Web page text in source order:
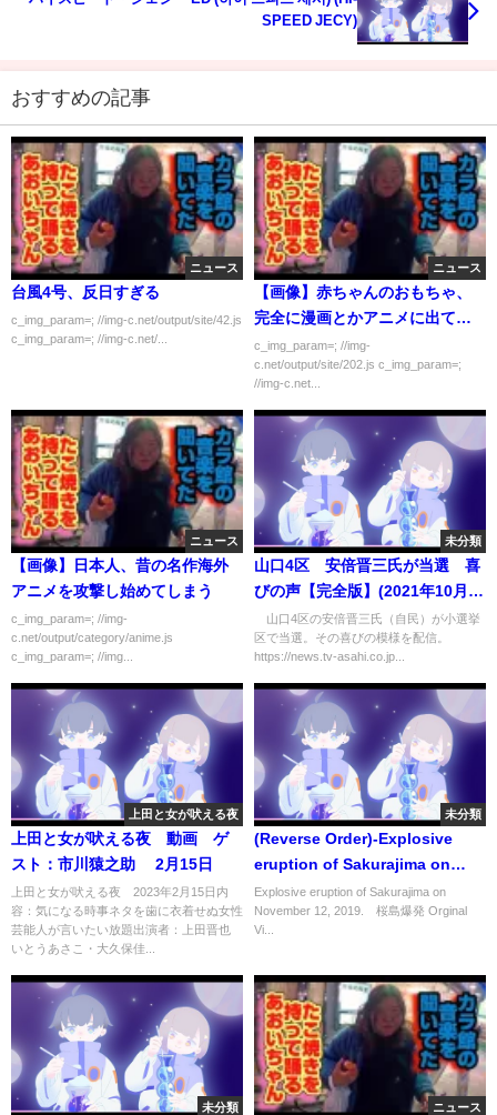
SPEED JECY)
おすすめの記事
ニュース
台風4号、反日すぎる
c_img_param=; //img-c.net/output/site/42.js
c_img_param=; //img-c.net/...
ニュース
【画像】赤ちゃんのおもちゃ、
完全に漫画とかアニメに出てく
る奴隷のやつ
c_img_param=; //img-
c.net/output/site/202.js c_img_param=;
//img-c.net...
ニュース
【画像】日本人、昔の名作海外
アニメを攻撃し始めてしまう
c_img_param=; //img-
c.net/output/category/anime.js
c_img_param=; //img...
未分類
山口4区 安倍晋三氏が当選 喜
びの声【完全版】(2021年10月31
日)
山口4区の安倍晋三氏（自民）が小選挙
区で当選。その喜びの模様を配信。
https://news.tv-asahi.co.jp...
上田と女が吠える夜
上田と女が吠える夜 動画 ゲ
スト：市川猿之助 2月15日
上田と女が吠える夜 2023年2月15日内
容：気になる時事ネタを歯に衣着せぬ女性
芸能人が言いたい放題出演者：上田晋也
いとうあさこ・大久保佳...
未分類
(Reverse Order)-Explosive
eruption of Sakurajima on
November 12, 2019. 桜島爆発
Explosive eruption of Sakurajima on
November 12, 2019. 桜島爆発 Orginal
Vi...
未分類 ニュース